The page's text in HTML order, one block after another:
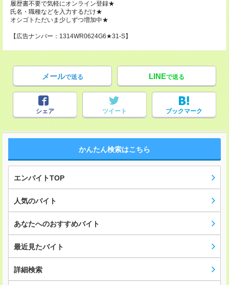
履歴書不要で気軽にオンライン登録★
氏名・職種などを入力するだけ★
オシゴトただいま少しずつ増加中★
【広告ナンバー：1314WR0624G6★31-S】
メールで送る LINEで送る
シェア ツイート ブックマーク
かんたん検索はこちら
エンバイトTOP
人気のバイト
あなたへのおすすめバイト
最近見たバイト
詳細検索